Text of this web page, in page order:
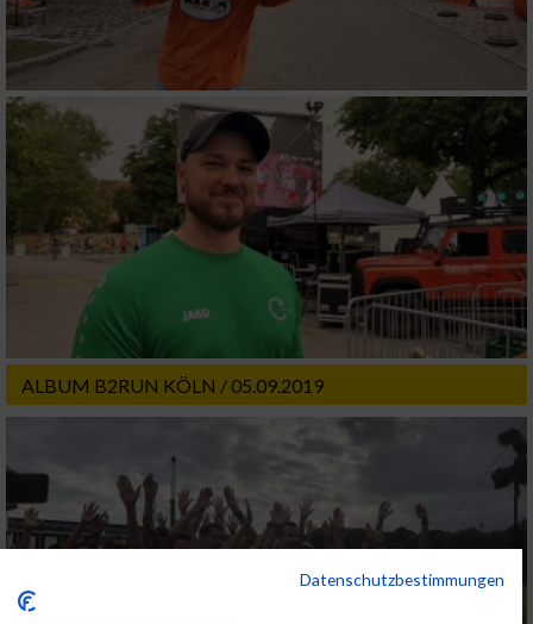
ALBUM B2RUN KÖLN / 05.09.2019
Datenschutzbestimmungen